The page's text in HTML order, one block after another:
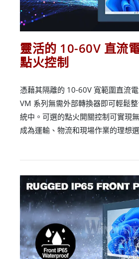
靈活的 10-60V 直流
點火控制
憑藉其隔離的 10-60V 寬範圍直流
VM 系列無需外部轉換器即可輕鬆
統中。可選的點火開關控制可實現
成為運輸、物流和現場作業的理想